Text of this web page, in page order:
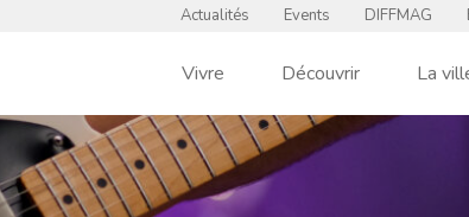
Actualités Events DIFFMAG
Vivre Découvrir La